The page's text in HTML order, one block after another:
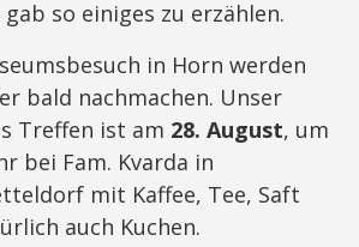
gab so einiges zu erzählen.
in Horn werden
bald nachmachen. Unser
Treffen ist am 28. August, um
bei Fam. Kvarda in
mit Kaffee, Tee, Saft
auch Kuchen.